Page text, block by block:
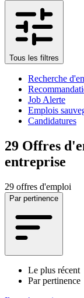
Tous les filtres
Recherche
Job Alerte
Emplois
Candidatures
29 Offres
entreprise
29 offres d'emploi
Par pertinence
Le plus récent
Par pertinence